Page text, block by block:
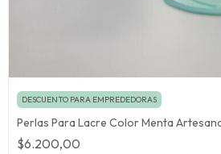
DESCUENTO PARA EMPREDEDORAS
Perlas Para Lacre Color Menta
$6.200,00